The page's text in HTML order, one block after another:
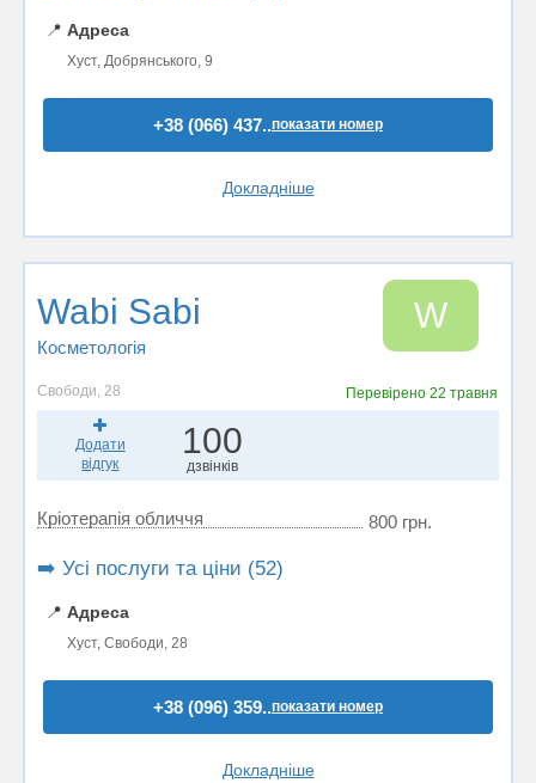
📍 Адреса
Хуст, Добрянського, 9
+38 (066) 437..показати номер
Докладніше
Wabi Sabi
Косметологія
W
Свободи, 28 Перевірено22 травня
Додати
відгук
100
дзвінків
Кріотерапія обличчя 800 грн.
➡️ Усі послуги та ціни (52)
📍 Адреса
Хуст, Свободи, 28
+38 (096) 359..показати номер
Докладніше